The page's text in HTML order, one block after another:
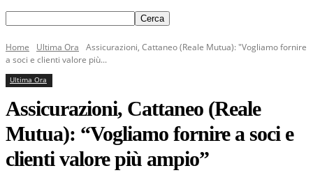
Home Ultima Ora
Assicurazioni, Cattaneo (Reale Mutua): "Vogliamo fornire
a soci e clienti valore più...
Ultima Ora
Assicurazioni, Cattaneo (Reale
Mutua): “Vogliamo fornire a soci e
clienti valore più ampio”